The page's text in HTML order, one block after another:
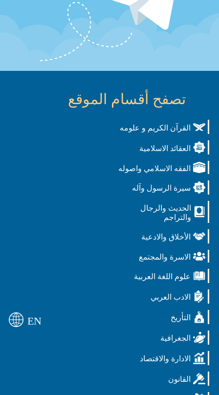
تصفح أقسام الموقع
القرآن الكريم و علومه
العقائد الاسلامية
الفقه الاسلامي واصوله
سيرة الرسول وآله
الحديث والرجال
والتراجم
الأخلاق والادعية
الاسرة والمجتمع
علوم اللغة العربية
الادب العربي
التأريخ
الجغرافية
الادارة والاقتصاد
القانون
EN